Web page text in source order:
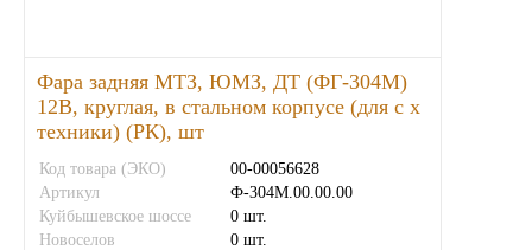
ЕПК
Другие бренды подшипников
Автожидкости
Фара задняя МТЗ, ЮМЗ, ДТ (ФГ-304М)
12В, круглая, в стальном корпусе (для с х
техники) (РК), шт
Код товара (ЭКО)
00-00056628
Артикул
Ф-304М.00.00.00
Куйбышевское шоссе
0 шт.
Новоселов
0 шт.